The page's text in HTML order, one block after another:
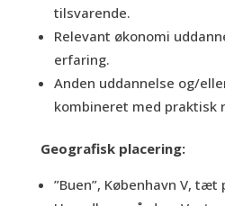
tilsvarende.
Relevant økonomi
erfaring.
Anden uddannelse og/
kombineret med praktisk
Geografisk placering:
”Buen”, København V,